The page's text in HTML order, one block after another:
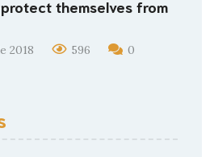
themselves from
2018 596 0